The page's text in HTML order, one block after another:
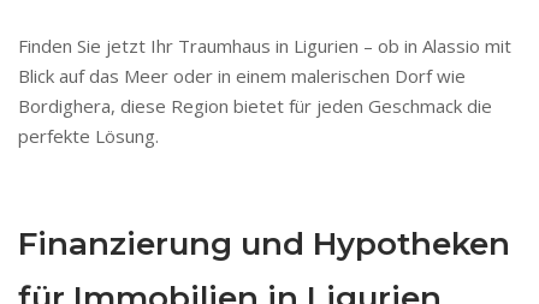
Finden Sie jetzt Ihr Traumhaus in Ligurien – ob in Alassio mit
Blick auf das Meer oder in einem malerischen Dorf wie
Bordighera, diese Region bietet für jeden Geschmack die
perfekte Lösung.
Finanzierung und Hypotheken